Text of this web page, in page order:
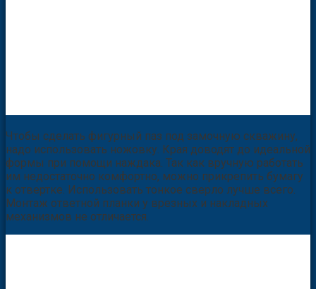
Чтобы сделать фигурный паз под замочную скважину,
надо использовать ножовку. Края доводят до идеальной
формы при помощи наждака. Так как вручную работать
им недостаточно комфортно, можно прикрепить бумагу
к отвертке. Использовать тонкое сверло лучше всего.
Монтаж ответной планки у врезных и накладных
механизмов не отличается.